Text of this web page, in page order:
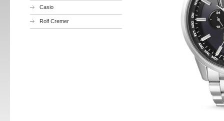
Casio
Rolf Cremer